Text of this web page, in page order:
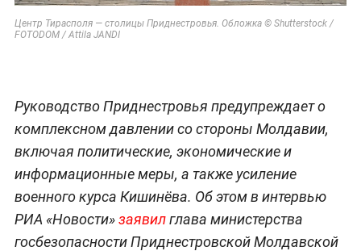
Центр Тирасполя — столицы Приднестровья. Обложка © Shutterstock /
FOTODOM / Attila JANDI
Руководство Приднестровья предупреждает о
комплексном давлении со стороны Молдавии,
включая политические, экономические и
информационные меры, а также усиление
военного курса Кишинёва. Об этом в интервью
РИА «Новости»заявилглава министерства
госбезопасности Приднестровской Молдавской